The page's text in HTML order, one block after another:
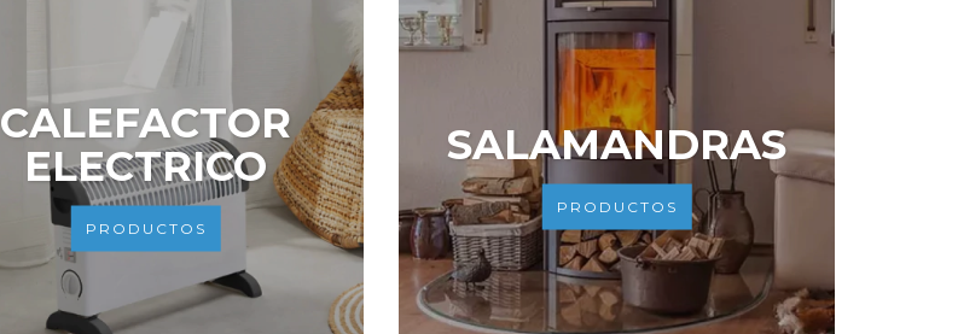
CALEFACTOR
ELECTRICO
PRODUCTOS
SALAMANDRAS
PRODUCTOS